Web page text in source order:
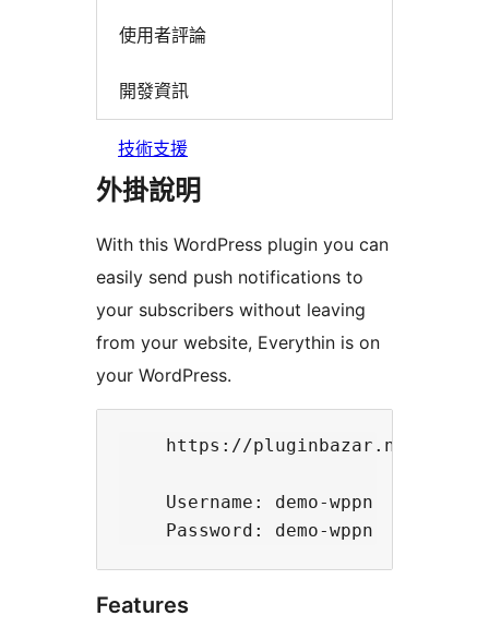
使用者評論
開發資訊
技術支援
外掛說明
With this WordPress plugin you can
easily send push notifications to
your subscribers without leaving
from your website, Everythin is on
your WordPress.
https://pluginbazar.net/
    Username: demo-wppn
Features